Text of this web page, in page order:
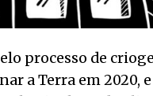
processo de
a Terra em 2020, e